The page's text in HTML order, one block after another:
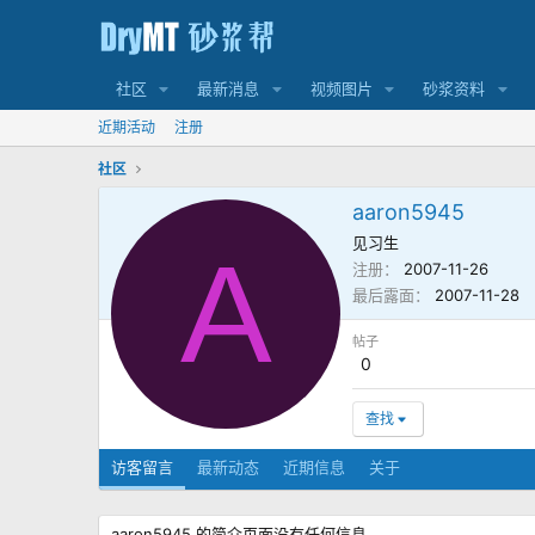
社区 最新消息 视频图片 砂浆资料
近期活动 注册
社区
A
aaron5945
见习生
注册
2007-11-26
最后露面
2007-11-28
帖子
0
查找
访客留言 最新动态 近期信息 关于